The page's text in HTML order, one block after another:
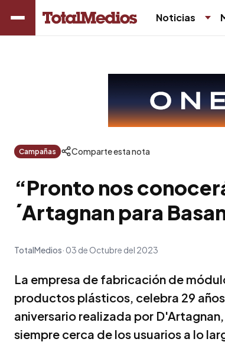
Noticias
Campañas Comparte esta nota
“Pronto nos
´Artagnan para
TotalMedios 03 de Octubre del 2023
La empresa de fabricación de
productos plásticos, celebra 29
aniversario realizada por
siempre cerca de los usuarios a lo